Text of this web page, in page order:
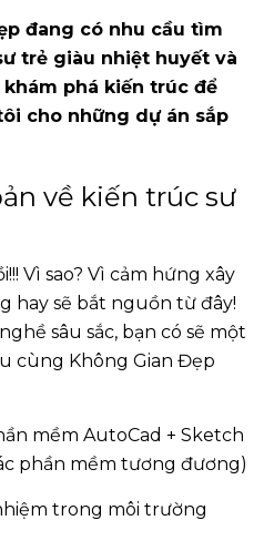
đang có nhu cầu tìm
trẻ giàu nhiệt huyết và
phá kiến trúc để
cho những dự án sắp
về kiến trúc sư
Vì sao? Vì cảm hứng xây
hay sẽ bắt nguồn từ đây!
sâu sắc, bạn có sẽ một
cùng Không Gian Đẹp
mềm AutoCad + Sketch
phần mềm tương đương)
trong môi trường